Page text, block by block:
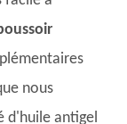
nous
d'huile antigel